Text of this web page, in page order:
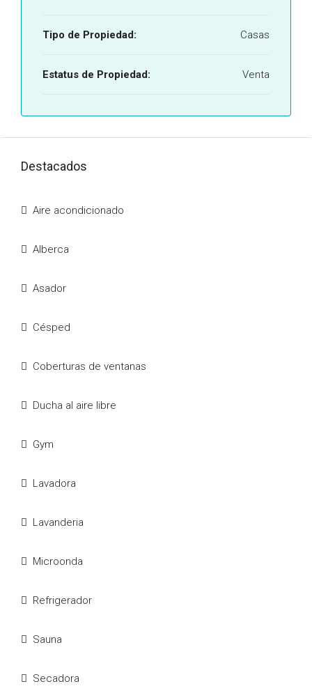
Tipo de Propiedad: Casas
Estatus de Propiedad: Venta
Destacados
Aire acondicionado
Alberca
Asador
Césped
Coberturas de ventanas
Ducha al aire libre
Gym
Lavadora
Lavanderia
Microonda
Refrigerador
Sauna
Secadora